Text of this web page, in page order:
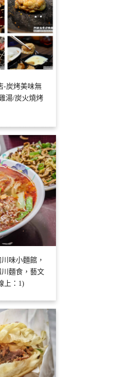
-炭烤美味無
湯/炭火燒烤
味小麵館，
麵食，藝文
上：1)